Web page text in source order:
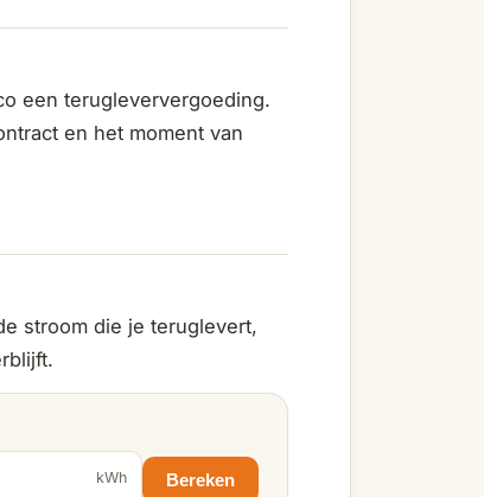
een terugleververgoeding.
en het moment van
stroom die je teruglevert,
kWh Bereken